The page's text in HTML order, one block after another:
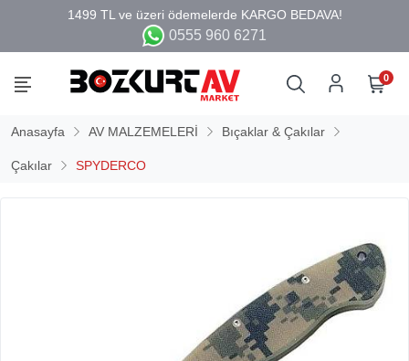
0555 960 6271
0
Anasayfa AV MALZEMELERİ Bıçaklar & Çakılar
Çakılar SPYDERCO